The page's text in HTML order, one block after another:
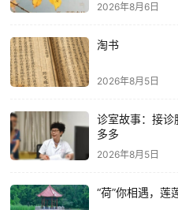
2026年8月6日
淘书
2026年8月5日
诊室故事：接诊
多多
2026年8月5日
“荷”你相遇，莲